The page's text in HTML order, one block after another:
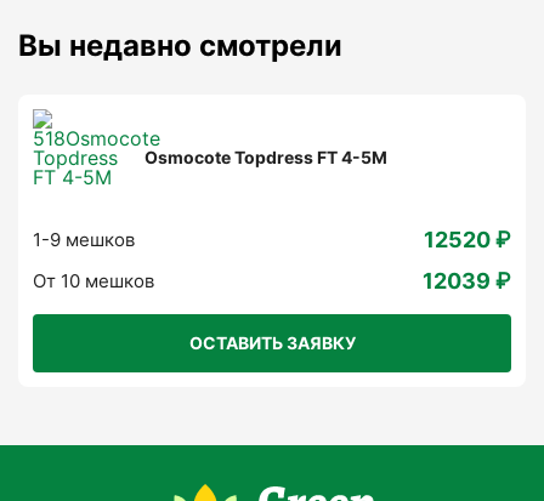
Вы недавно смотрели
Osmocote Topdress FT 4-5M
1-9 мешков 12520 ₽
От 10 мешков 12039 ₽
ОСТАВИТЬ ЗАЯВКУ